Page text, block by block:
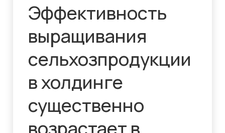
Эффективность
выращивания
сельхозпродукции
в холдинге
существенно